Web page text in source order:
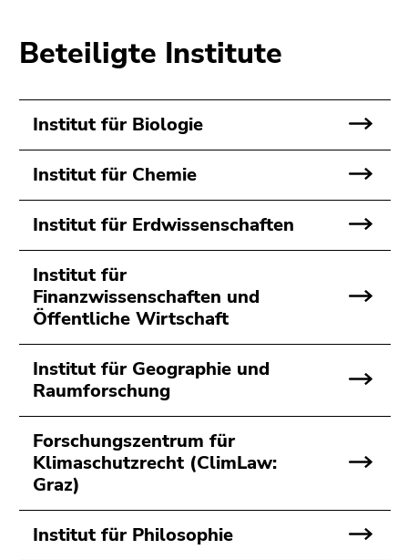
Zur
(Zugriffstaste
9)
Beteiligte Institute
Institut für Biologie
Institut für Chemie
Institut für Erdwissenschaften
Institut für
Finanzwissenschaften und
Öffentliche Wirtschaft
Institut für Geographie und
Raumforschung
Forschungszentrum für
Klimaschutzrecht (ClimLaw:
Graz)
Institut für Philosophie